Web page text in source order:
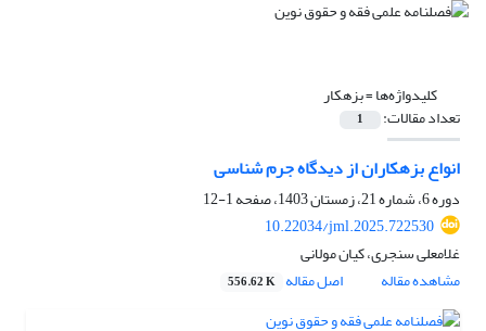
کلیدواژه‌ها =بزهکار
تعداد مقالات: 1
انواع بزهکاران از دیدگاه جرم شناسی
دوره 6، شماره 21، زمستان 1403، صفحه
1-12
10.22034/jml.2025.722530
غلامعلی سنجری، کیان مولانی
مشاهده مقاله
اصل مقاله 556.62 K